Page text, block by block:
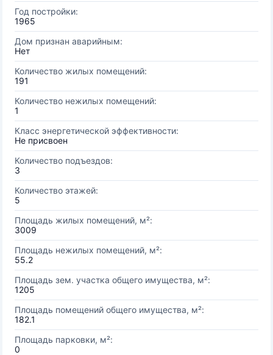
Год постройки:
1965
Дом признан аварийным:
Нет
Количество жилых помещений:
191
Количество нежилых помещений:
1
Класс энергетической эффективности:
Не присвоен
Количество подъездов:
3
Количество этажей:
5
Площадь жилых помещений, м²:
3009
Площадь нежилых помещений, м²:
55.2
Площадь зем. участка общего имущества, м²:
1205
Площадь помещений общего имущества, м²:
182.1
Площадь парковки, м²:
0